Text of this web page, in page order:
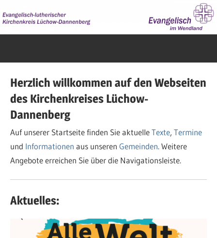
Inhalt
springen
Herzlich willkommen auf den Webseiten
des Kirchenkreises Lüchow-
Dannenberg
Auf unserer Startseite finden Sie aktuelleTexte,Termine
und Informationen aus unserenGemeinden. Weitere
Angebote erreichen Sie über die Navigationsleiste.
Aktuelles: